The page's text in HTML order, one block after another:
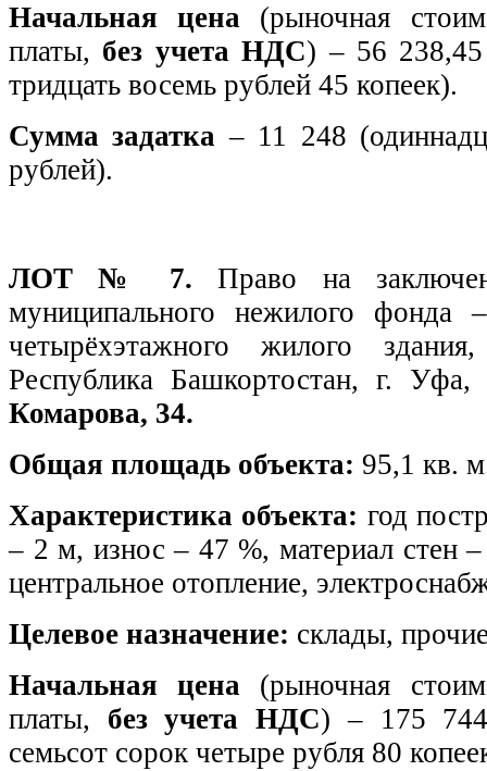
Начальная цена (рыночная
платы, без учета НДС) – 56 238,45
тридцать восемь рублей 45 копеек).
Сумма задатка– 11 248
рублей).
ЛОТ № 7.Право на
муниципального нежилого
четырёхэтажного жилого
Республика Башкортостан, г.
Комарова, 34.
Общая площадь объекта: 95,1 кв.
Характеристика объекта: год
– 2 м, износ – 47 %, материал стен
центральное отопление,
Целевое назначение: склады,
Начальная цена (рыночная
платы, без учета НДС) – 175
семьсот сорок четыре рубля 80